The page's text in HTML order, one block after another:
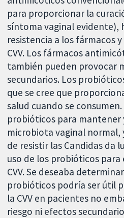
para proporcionar la
síntoma vaginal evidente),
resistencia a los fármacos
CVV. Los fármacos
también pueden provocar
secundarios. Los
que se cree que
salud cuando se
probióticos para mantener
microbiota vaginal normal,
de resistir las Candidas da
uso de los probióticos
CVV. Se deseaba
probióticos podría ser útil
la CVV en pacientes no
riesgo ni efectos